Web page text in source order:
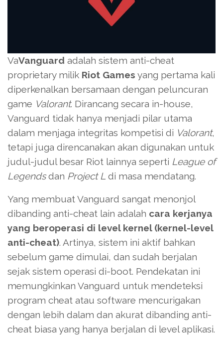
VaVanguard adalah sistem anti-cheat
proprietary milik Riot Games yang pertama kali
diperkenalkan bersamaan dengan peluncuran
game Valorant. Dirancang secara in-house,
Vanguard tidak hanya menjadi pilar utama
dalam menjaga integritas kompetisi di Valorant,
tetapi juga direncanakan akan digunakan untuk
judul-judul besar Riot lainnya seperti League of
Legendsdan Project L di masa mendatang.
Yang membuat Vanguard sangat menonjol
dibanding anti-cheat lain adalah cara kerjanya
yang beroperasi di level kernel (kernel-level
anti-cheat). Artinya, sistem ini aktif bahkan
sebelum game dimulai, dan sudah berjalan
sejak sistem operasi di-boot. Pendekatan ini
memungkinkan Vanguard untuk mendeteksi
program cheat atau software mencurigakan
dengan lebih dalam dan akurat dibanding anti-
cheat biasa yang hanya berjalan di level aplikasi.